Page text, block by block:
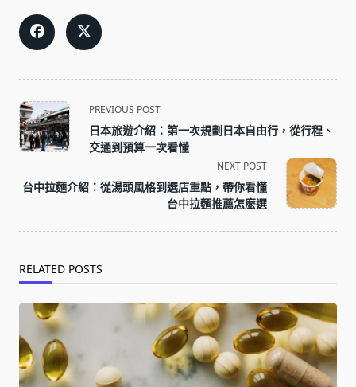
<span
class="nav-
subtitle
reader-
PREVIOUS POST
日本旅遊介紹：第一次規劃日本自由行，從行程、
交通到預算一次看懂
NEXT POST
台中拉麵介紹：從湯頭風格到選店重點，帶你看懂
台中拉麵推薦怎麼選
RELATED POSTS